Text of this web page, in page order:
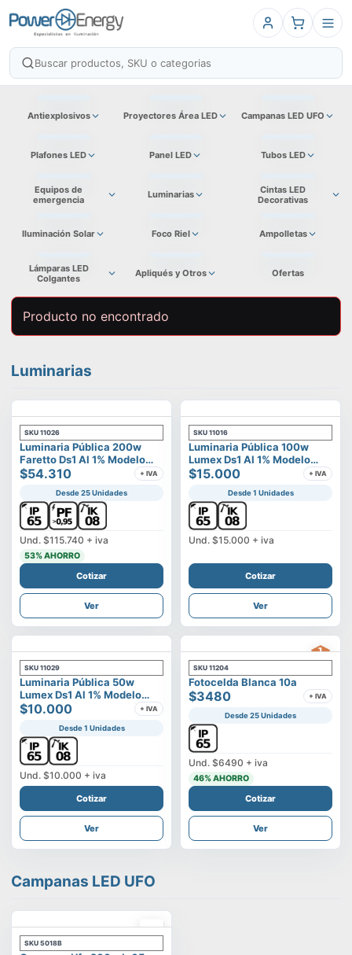
Antiexplosivos Proyectores Área LED Campanas LED UFO
Plafones LED Panel LED Tubos LED
Equipos de
emergencia
Luminarias
Cintas LED
Decorativas
Iluminación Solar Foco Riel Ampolletas
Lámparas LED
Colgantes
Apliqués y Otros Ofertas
Producto no encontrado
Luminarias
SKU 11026
Luminaria Pública 200w
Faretto Ds1 Al 1% Modelo
Calisto
$54.310 + IVA
Desde 25 Unidades
Und. $115.740 + iva
53% AHORRO
Cotizar
Ver
SKU 11016
Luminaria Pública 100w
Lumex Ds1 Al 1% Modelo
Vega
$15.000 + IVA
Desde 1 Unidades
Und. $15.000 + iva
Cotizar
Ver
SKU 11029
Luminaria Pública 50w
Lumex Ds1 Al 1% Modelo
Vega
$10.000 + IVA
Desde 1 Unidades
Und. $10.000 + iva
Cotizar
Ver
SKU 11204
Fotocelda Blanca 10a
$3480 + IVA
Desde 25 Unidades
Und. $6490 + iva
46% AHORRO
Cotizar
Ver
Campanas LED UFO
SKU 5018B